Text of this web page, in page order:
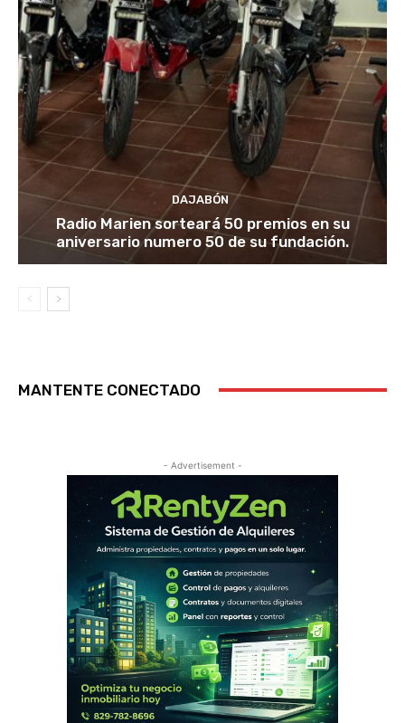
DAJABÓN
Radio Marien sorteará 50 premios en su
aniversario numero 50 de su fundación.
MANTENTE CONECTADO
- Advertisement -